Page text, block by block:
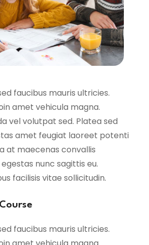
faucibus mauris ultricies.
amet vehicula magna.
vel volutpat sed. Platea sed
amet feugiat laoreet potenti
at maecenas convallis
nunc sagittis eu.
facilisis vitae sollicitudin.
faucibus mauris ultricies.